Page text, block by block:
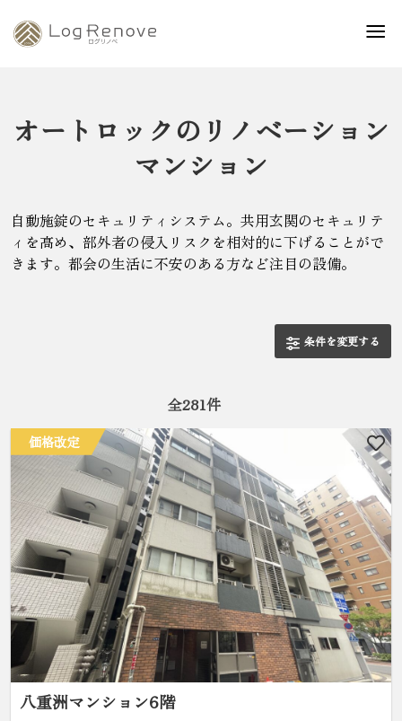
オートロックのリノベーション
マンション
自動施錠のセキュリティシステム。共用玄関のセキュリテ
ィを高め、部外者の侵入リスクを相対的に下げることがで
きます。都会の生活に不安のある方など注目の設備。
条件を変更する
全281件
価格改定
八重洲マンション6階